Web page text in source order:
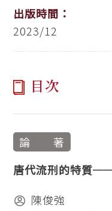
出版時間：
2023/12
目次
論 著
唐代流刑的特質
陳俊強